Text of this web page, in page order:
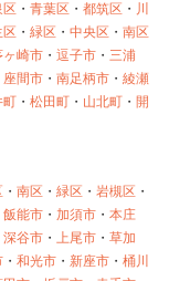
区 ・ 青葉区 ・ 都筑区 ・ 川
区 ・ 緑区 ・ 中央区 ・ 南区
ヶ崎市 ・ 逗子市 ・ 三浦
座間市 ・ 南足柄市 ・ 綾瀬
町 ・ 松田町 ・ 山北町 ・ 開
・ 南区 ・ 緑区 ・ 岩槻区 ・
飯能市 ・ 加須市 ・ 本庄
深谷市 ・ 上尾市 ・ 草加
・ 和光市 ・ 新座市 ・ 桶川